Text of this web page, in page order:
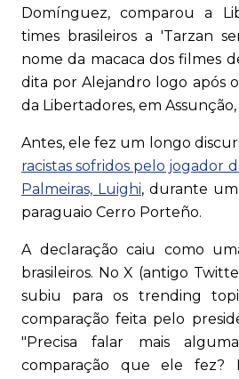
Domínguez, comparou a
times brasileiros a 'Tarzan
nome da macaca dos filmes
dita por Alejandro logo após
da Libertadores, em
Antes, ele fez um longo
racistas sofridos pelo jogador
Palmeiras, Luighi, durante
paraguaio Cerro Porteño.
A declaração caiu como
brasileiros. No X (antigo
subiu para os trending
comparação feita pelo
"Precisa falar mais
comparação que ele fez?